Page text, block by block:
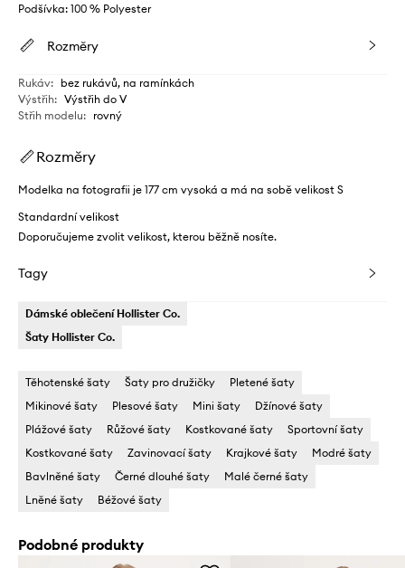
Podšívka: 100 % Polyester
Rozměry
Rukáv: bez rukávů, na ramínkách
Výstřih: Výstřih do V
Střih modelu: rovný
Rozměry
Modelka na fotografii je 177 cm vysoká a má na sobě velikost S
Standardní velikost
Doporučujeme zvolit velikost, kterou běžně nosíte.
Tagy
Dámské oblečení Hollister Co.
Šaty Hollister Co.
Těhotenské šaty Šaty pro družičky
Pletené šaty
Mikinové šaty
Plesové šaty Mini šaty
Džínové šaty
Plážové šaty
Růžové šaty Kostkované šaty
Sportovní šaty
Kostkované šaty
Zavinovací šaty Krajkové šaty
Modré šaty
Bavlněné šaty
Černé dlouhé šaty
Malé černé šaty
Lněné šaty
Béžové šaty
Podobné produkty